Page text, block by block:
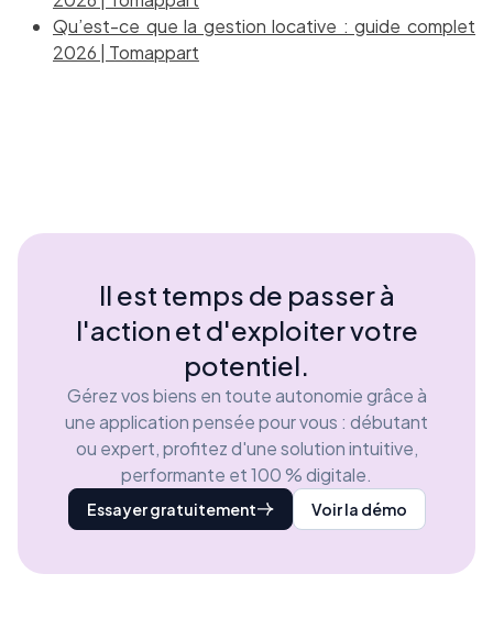
Qu’est-ce que la gestion locative : guide complet
2026 | Tomappart
Il est temps de passer à
l'action et d'exploiter votre
potentiel.
Gérez vos biens en toute autonomie grâce à
une application pensée pour vous : débutant
ou expert, profitez d'une solution intuitive,
performante et 100 % digitale.
Essayer gratuitement Voir la démo